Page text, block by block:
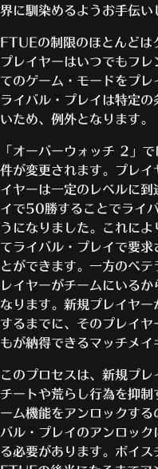
界に馴染めるようお手伝い
FTUEの制限のほとんどは
プレイヤーはいつでもフ
てのゲーム・モードをプレ
ライバル・プレイは特定
いため、例外となります。
「オーバーウォッチ 2」
件が変更されます。プレ
イヤーは一定のレベルに
イで50勝することでライ
うになりました。これに
てライバル・プレイで要
とができます。一方のベ
レイヤーがチームにいる
なります。新規プレイヤ
するまでに、そのプレイ
もが納得できるマッチメイ
このプロセスは、新規プレ
チートや荒らし行為を抑
ーム機能をアンロックす
バル・プレイのアンロッ
る必要があります。ボイ